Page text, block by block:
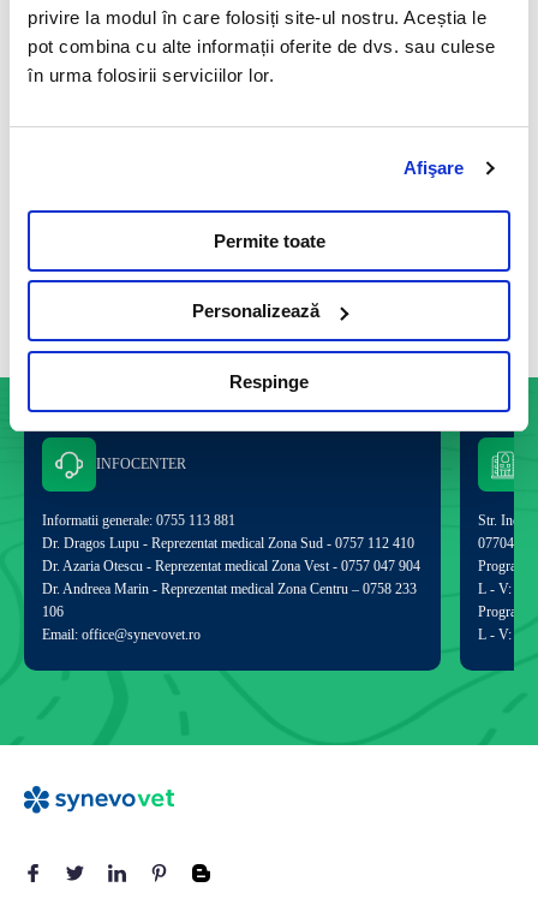
privire la modul în care folosiți site-ul nostru. Aceștia le
pot combina cu alte informații oferite de dvs. sau culese
în urma folosirii serviciilor lor.
Afişare
Permite toate
Personalizează
Respinge
Incepand cu anul 2013, Synevovet introduce in oferta sa de
analize testele genetice pentru boli ereditare, culoare si
lungime a blanii si paternitate.
Citeste mai mult
INFOCENTER
Informatii generale: 0755 113 881
Dr. Dragos Lupu - Reprezentat medical Zona Sud - 0757 112 410
Dr. Azaria Otescu - Reprezentat medical Zona Vest - 0757 047 904
Dr. Andreea Marin - Reprezentat medical Zona Centru – 0758 233
106
Email: office@synevovet.ro
Str.
077040
Program
L - V:
Program
L - V: